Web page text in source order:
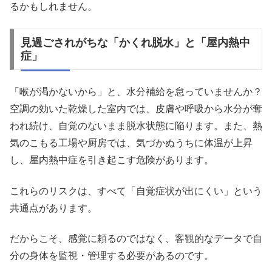
るかもしれません。
見過ごされがちな「かくれ脱水」と「屋内熱中
症」
「喉が渇かないから」と、水分補給を怠っていませんか？
空調の効いた乾燥した室内では、皮膚や呼吸から水分が奪
われ続け、自覚のないまま脱水状態に陥ります。また、熱
気のこもる工場や厨房では、気づかぬうちに体温が上昇
し、屋内熱中症を引き起こす危険があります。
これらのリスクは、すべて「自覚症状が出にくい」という
共通点があります。
だからこそ、感覚に頼るのではなく、客観的なデータで自
分の身体を監視・管理する必要があるのです。